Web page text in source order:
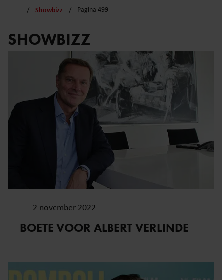
Showbizz Pagina 499
SHOWBIZZ
2 november 2022
BOETE VOOR ALBERT VERLINDE